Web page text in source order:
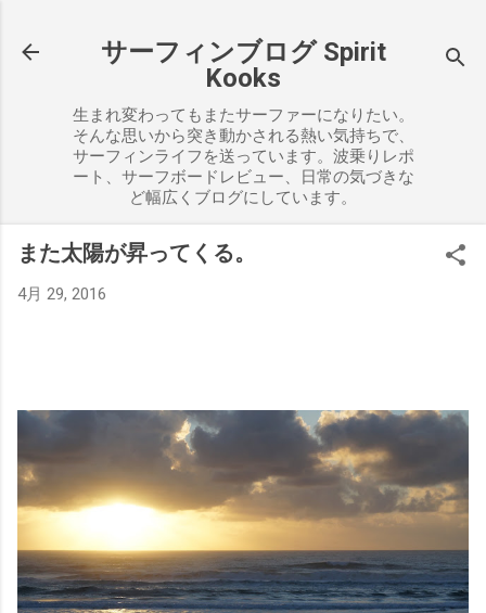
サーフィンブログ Spirit
Kooks
生まれ変わってもまたサーファーになりたい。
そんな思いから突き動かされる熱い気持ちで、
サーフィンライフを送っています。波乗りレポ
ート、サーフボードレビュー、日常の気づきな
ど幅広くブログにしています。
また太陽が昇ってくる。
4月 29, 2016